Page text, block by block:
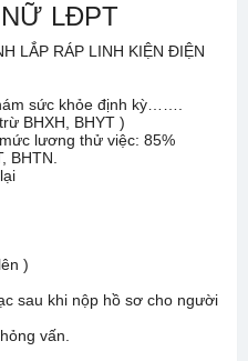
LĐPT
LẮP RÁP LINH KIỆN ĐIỆN
sức khỏe định kỳ…….
BHXH, BHYT )
lương thử việc: 85%
BHTN.
)
sau khi nộp hồ sơ cho người
vấn.